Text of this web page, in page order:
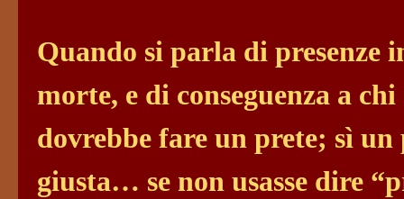
Quando si parla di presenze
morte, e di conseguenza a
dovrebbe fare un prete; sì un
giusta… se non usasse dire